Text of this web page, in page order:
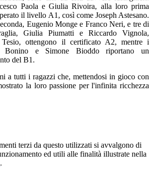
Paola e Giulia Rivoira, alla loro prima
il livello A1, così come Joseph Astesano.
Eugenio Monge e Franco Neri, e tre di
Giulia Piumatti e Riccardo Vignola,
Tesio, ottengono il certificato A2, mentre i
Bonino e Simone Bioddo riportano un
del B1.
a tutti i ragazzi che, mettendosi in gioco con
la loro passione per l'infinita ricchezza
terzi da questo utilizzati si avvalgono di
ed utili alle finalità illustrate nella
.